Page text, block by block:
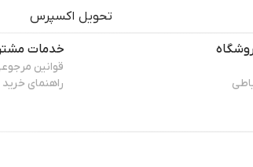
تحویل اکسپرس
خدمات
قوانین
راهنمای خرید